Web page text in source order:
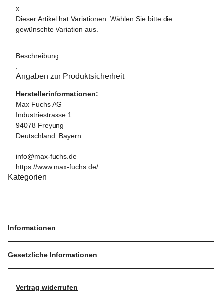
x
Dieser Artikel hat Variationen. Wählen Sie bitte die
gewünschte Variation aus.
Beschreibung
.
Angaben zur Produktsicherheit
Herstellerinformationen:
Max Fuchs AG
Industriestrasse 1
94078 Freyung
Deutschland, Bayern
info@max-fuchs.de
https://www.max-fuchs.de/
Kategorien
Informationen
Gesetzliche Informationen
Vertrag widerrufen